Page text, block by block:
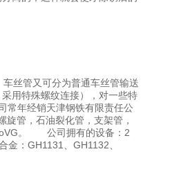
丝管又可分为普通车丝管输送
用特殊螺纹连接），对一些特
年经销天津钢铁有限责任公
管，石油裂化管，支架管，
。 公司拥有的设备：2
：GH1131、GH1132、